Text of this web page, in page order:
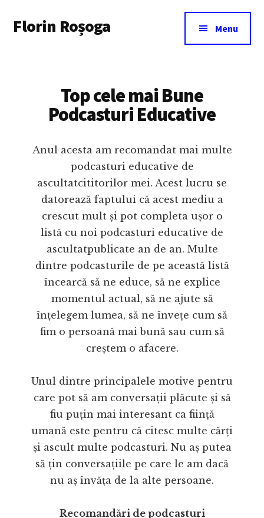
main
menu
Florin Roșoga Menu
Top cele mai Bune
Podcasturi Educative
Anul acesta am recomandat mai multe
podcasturi educative de
ascultatcititorilor mei. Acest lucru se
datorează faptului că acest mediu a
crescut mult și pot completa ușor o
listă cu noi podcasturi educative de
ascultatpublicate an de an. Multe
dintre podcasturile de pe această listă
încearcă să ne educe, să ne explice
momentul actual, să ne ajute să
înțelegem lumea, să ne învețe cum să
fim o persoană mai bună sau cum să
creștem o afacere.
Unul dintre principalele motive pentru
care pot să am conversații plăcute și să
fiu puțin mai interesant ca ființă
umană este pentru că citesc multe cărți
și ascult multe podcasturi. Nu aș putea
să țin conversațiile pe care le am dacă
nu aș învăța de la alte persoane.
Recomandări de podcasturi